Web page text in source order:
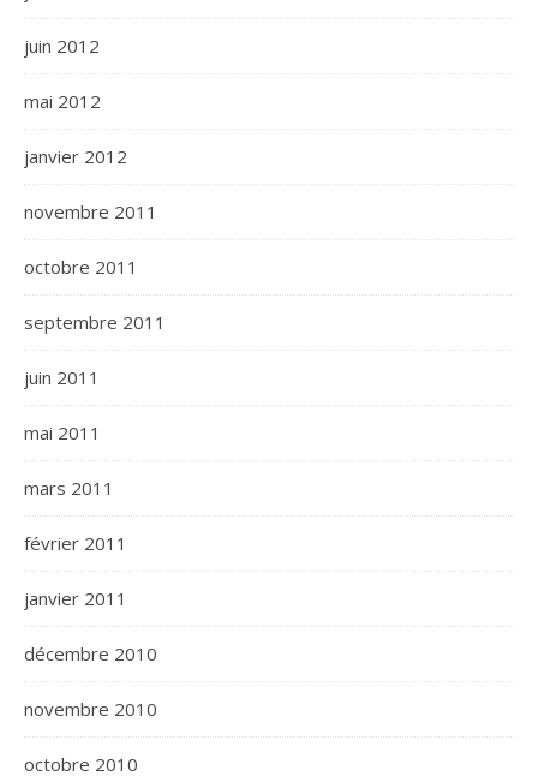
juin 2012
mai 2012
janvier 2012
novembre 2011
octobre 2011
septembre 2011
juin 2011
mai 2011
mars 2011
février 2011
janvier 2011
décembre 2010
novembre 2010
octobre 2010